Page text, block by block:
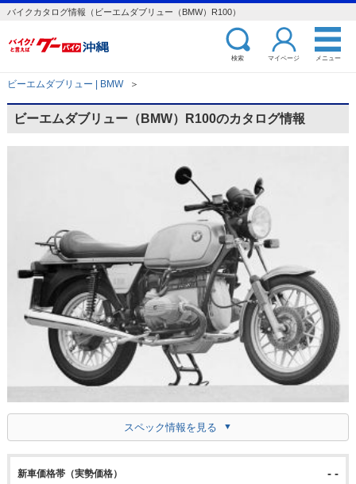
バイクカタログ情報（ビーエムダブリュー（BMW）R100）
検索 マイページ メニュー
ビーエムダブリュー | BMW ＞
ビーエムダブリュー（BMW）R100のカタログ情報
スペック情報を見る
新車価格帯（実勢価格） - -